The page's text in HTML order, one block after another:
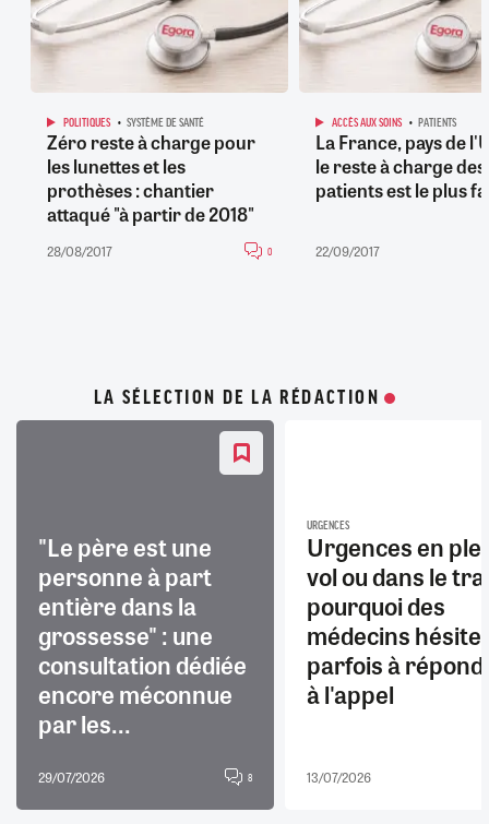
POLITIQUES SYSTÈME DE SANTÉ
Zéro reste à charge pour
les lunettes et les
prothèses : chantier
attaqué "à partir de 2018"
28/08/2017 0
ACCÈS AUX SOINS PATIENTS
La France, pays de
le reste à charge des
patients est le plus
22/09/2017
LA SÉLECTION DE LA RÉDACTION
"Le père est une
personne à part
entière dans la
grossesse" : une
consultation dédiée
encore méconnue
par les...
29/07/2026 8
URGENCES
Urgences en
vol ou dans le
pourquoi des
médecins
parfois à
à l'appel
13/07/2026